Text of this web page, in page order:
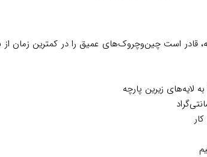
لایه‌های زیرین پارچه